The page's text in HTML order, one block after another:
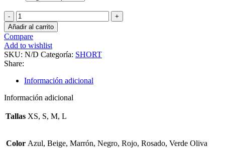
Kelly
Short
cantidad
Añadir al carrito
Compare
Add to wishlist
SKU: N/D Categoría: SHORT
Share:
Información adicional
Información adicional
Tallas XS, S, M, L
Color Azul, Beige, Marrón, Negro, Rojo, Rosado, Verde Oliva